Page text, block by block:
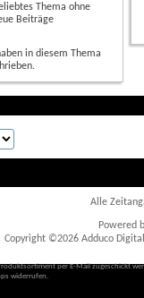
Thema ohne
Beiträge
in diesem Thema
Alle
Powered
Copyright ©2026 Adduco
per E-Mail zugeschickt
widerrufen.